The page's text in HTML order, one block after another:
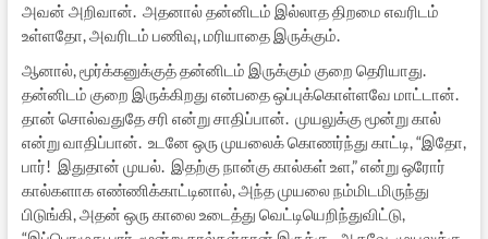
அவன் அறிவான். அதனால் தன்னிடம் இல்லாத திறமை எவரிடம்
உள்ளதோ, அவரிடம் பணிவு, மரியாதை இருக்கும்.
ஆனால், மூர்க்கனுக்குத் தன்னிடம் இருக்கும் குறை தெரியாது.
தன்னிடம் குறை இருக்கிறது என்பதை ஒப்புக்கொள்ளவே மாட்டான்.
தான் சொல்வதுதே சரி என்று சாதிப்பான். முயலுக்கு மூன்று கால்
என்று வாதிப்பான். உடனே ஒரு முயலைக் கொணர்ந்து காட்டி, “இதோ,
பார்! இதுதான் முயல். இதற்கு நான்கு கால்கள் உள,” என்று ஒரோர்
கால்களாக எண்ணிக்காட்டினால், அந்த முயலை நம்மிடமிருந்து
பிடுங்கி, அதன் ஒரு காலை உடைத்து வெட்டியெறிந்துவிட்டு,